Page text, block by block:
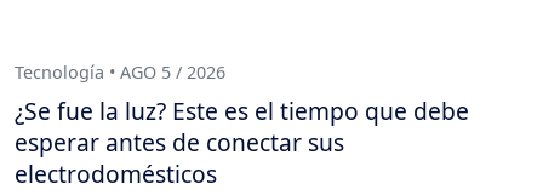
Tecnología • AGO 5 / 2026
¿Se fue la luz? Este es el tiempo que debe
esperar antes de conectar sus
electrodomésticos